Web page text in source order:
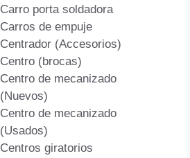
Carro porta soldadora
Carros de empuje
Centrador (Accesorios)
Centro (brocas)
Centro de mecanizado
(Nuevos)
Centro de mecanizado
(Usados)
Centros giratorios